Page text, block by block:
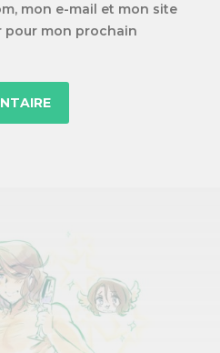
mon e-mail et mon site
pour mon prochain